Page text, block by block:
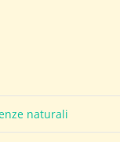
naturali